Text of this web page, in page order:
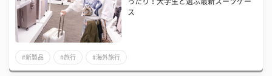
ス
#新製品 #旅行 #海外旅行